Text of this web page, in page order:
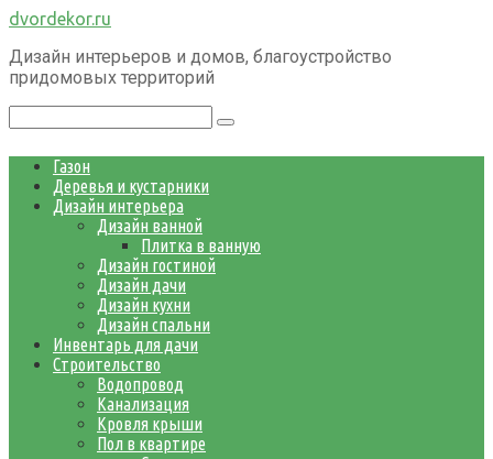
Перейти
контенту
dvordekor.ru
Дизайн интерьеров и домов, благоустройство
придомовых территорий
Газон
Деревья и кустарники
Дизайн интерьера
Дизайн ванной
Плитка в ванную
Дизайн гостиной
Дизайн дачи
Дизайн кухни
Дизайн спальни
Инвентарь для дачи
Строительство
Водопровод
Канализация
Кровля крыши
Пол в квартире